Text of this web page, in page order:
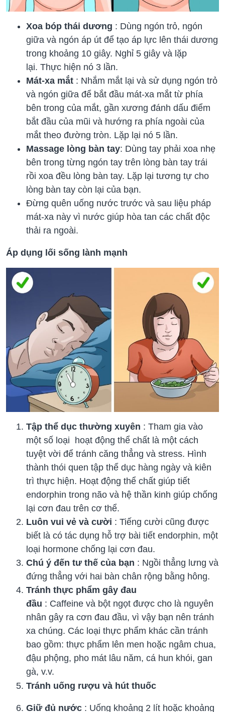
Xoa bóp thái dương : Dùng ngón trỏ, ngón
giữa và ngón áp út để tạo áp lực lên thái dương
trong khoảng 10 giây. Nghỉ 5 giây và lặp
lại. Thực hiện nó 3 lần.
Mát-xa mắt : Nhắm mắt lại và sử dụng ngón trỏ
và ngón giữa để bắt đầu mát-xa mắt từ phía
bên trong của mắt, gần xương đánh dấu điểm
bắt đầu của mũi và hướng ra phía ngoài của
mắt theo đường tròn. Lặp lại nó 5 lần.
Massage lòng bàn tay: Dùng tay phải xoa nhẹ
bên trong từng ngón tay trên lòng bàn tay trái
rồi xoa đều lòng bàn tay. Lặp lại tương tự cho
lòng bàn tay còn lại của bạn.
Đừng quên uống nước trước và sau liệu pháp
mát-xa này vì nước giúp hòa tan các chất độc
thải ra ngoài.
Áp dụng lối sống lành mạnh
Tập thể dục thường xuyên : Tham gia vào
một số loại hoạt động thể chất là một cách
tuyệt vời để tránh căng thẳng và stress. Hình
thành thói quen tập thể dục hàng ngày và kiên
trì thực hiện. Hoạt động thể chất giúp tiết
endorphin trong não và hệ thần kinh giúp chống
lại cơn đau trên cơ thể.
Luôn vui vẻ và cười : Tiếng cười cũng được
biết là có tác dụng hỗ trợ bài tiết endorphin, một
loại hormone chống lại cơn đau.
Chú ý đến tư thế của bạn : Ngồi thẳng lưng và
đứng thẳng với hai bàn chân rộng bằng hông.
Tránh thực phẩm gây đau
đầu : Caffeine và bột ngọt được cho là nguyên
nhân gây ra cơn đau đầu, vì vậy bạn nên tránh
xa chúng. Các loại thực phẩm khác cần tránh
bao gồm: thực phẩm lên men hoặc ngâm chua,
đậu phộng, pho mát lâu năm, cá hun khói, gan
gà, v.v.
Tránh uống rượu và hút thuốc
Giữ đủ nước : Uống khoảng 2 lít hoặc khoảng